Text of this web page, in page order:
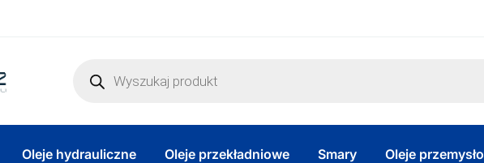
Oleje hydrauliczne Oleje przekładniowe Smary Oleje